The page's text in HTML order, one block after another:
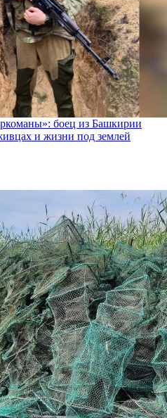
боец из Башкирии
и жизни под землей